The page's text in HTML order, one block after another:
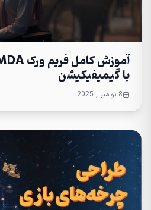
با گیمیفیکیشن
8 نوامبر , 2025